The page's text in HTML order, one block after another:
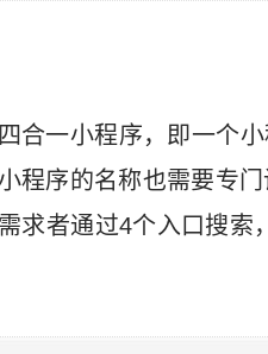
一小程序，即一个小
程序的名称也需要专
求者通过4个入口搜索